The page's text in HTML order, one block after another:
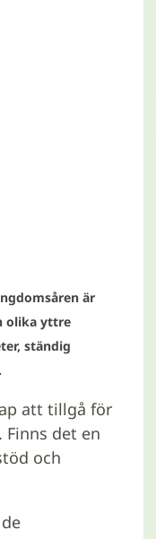
är
olika yttre
ständig
att tillgå för
det en
och